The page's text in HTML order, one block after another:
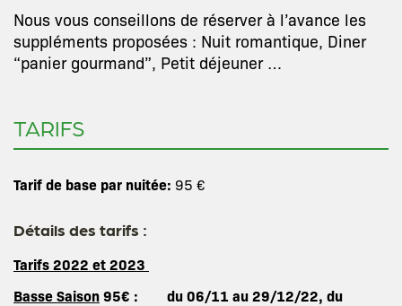
Nous vous conseillons de réserver à l’avance les
suppléments proposées : Nuit romantique, Diner
“panier gourmand”, Petit déjeuner …
TARIFS
Tarif de base par nuitée: 95 €
Détails des tarifs :
Tarifs 2022 et 2023
Basse Saison95€ : du 06/11 au 29/12/22, du